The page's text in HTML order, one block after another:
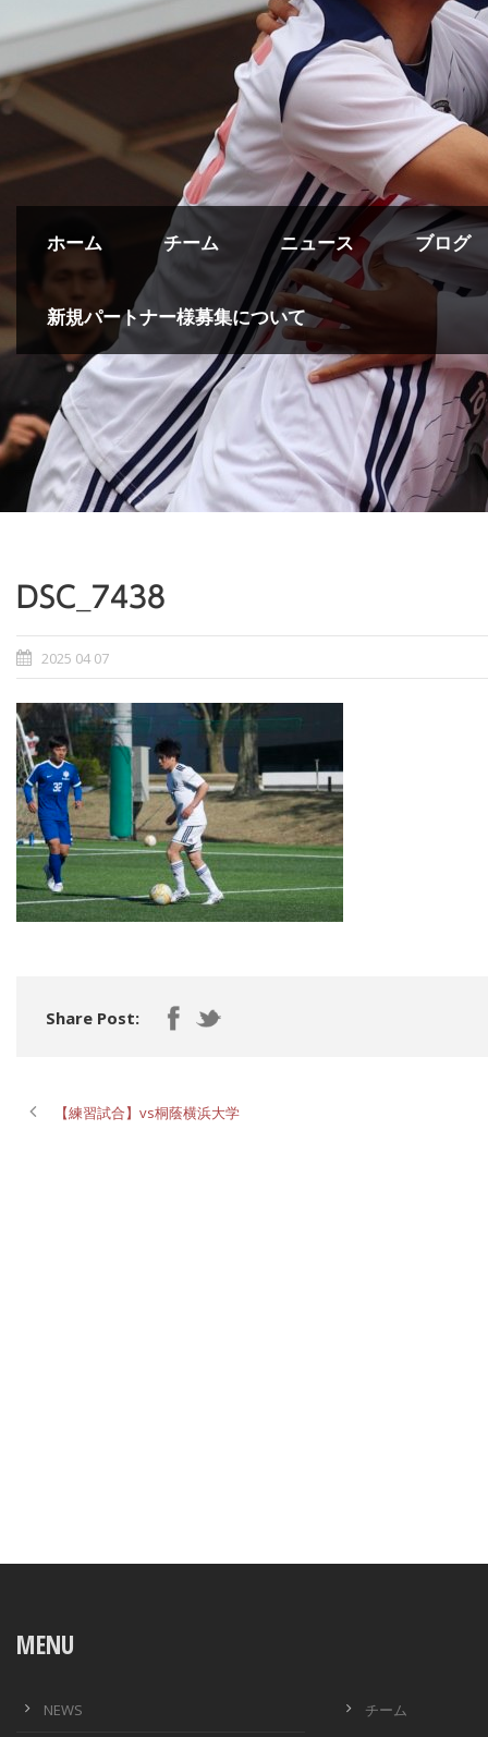
ホーム チーム ニュース ブログ
新規パートナー様募集について
DSC_7438
2025 04 07
Share Post:
【練習試合】vs桐蔭横浜大学
MENU
NEWS
チーム